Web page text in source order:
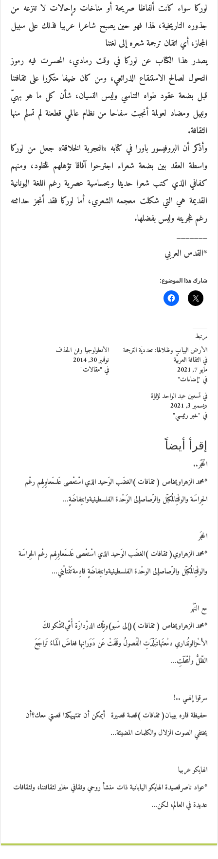
لوركا سواء كانت ألفاظا صريحة أو مناخات وإحالات لا تنزعه من
جذوره التاريخية، لهذا فهو حين يصبح شاعرا عربيا فذلك على سبيل
المجاز، أي اتقان ترجمة شعره إلى لغتنا
يصدر هذا الكتاب عن لوركا في وقت رمادي، انحسرت فيه رموز
التحول لصالح الاستنقاع الذرائعي، ومن كان ضيفا متكررا على ثقافتنا
قبل بضعة عقود طواه التناسي وليس النسيان، شأن كل ما هو بهيّ
ونبيل ومضاد لعولمة أنجبت سفاحا من نظام عالمي قطعنة لم تسلم منها
الثقافة.
وأذكر أن البروفيسور باورا في كتابه «التجربة الخلاقة» جعل من لوركا
واسطة العقد بين بضعة شعراء اجترحوا آفاقا تؤهلهم للخلود، ومنهم
كفافي الذي كتب شعرا حديثا وبحساسية عصرية رغم اللغة اليونانية
القديمة هي التي شكلت معجمه الشعري، أما لوركا فقد أنجز حداثته
رغم غجريته وليس بفضلها.
_______
*القدس العربي
شارك هذا الموضوع:
مرتبط
الأرض اليباب وظلالها: تعدديَّة الترجمة
في الثقافة العربيَّة
مايو 7, 2021
في "إضاءات"
الأنطولوجيا وفن الحذف
نوفمبر 30, 2014
في "مقالات"
في تسعين عبد الواحد لؤلؤة
ديسمبر 3, 2021
في "خبر رئيسي"
إقرأ أيضاً
الْحَجَر..
*محمد الزهراويخاص ( ثقافات )الغضَب الوَحيد الذي اسْتعْصى عَلىمَعاوِلِهم رغْم
الحِراسَة والوقْتِالمُكبّل والرّصاصإلى الوَحْدة الفلسطينيةوانتِفاضَةٍ…
الحجَر
*محمد الزهراوي( ثقافات )الغضَب الوَحيد الذي اسْتعْصى عَلىمَعاوِلِهم رغْم الحِراسَة
والوقْتِالمُكبّل والرّصاصإلى الوحْدة الفلسطينيةوانتِفاضَةٍ قادِمةتَنْتابُني…
مع النّهْر
*محمد الزهراويخاص ( ثقافات )(إلى سَبو)وتِلْك الدرْدارَة أُمّي!تشْكو لكَ
الأحْزالوتُداري دمْعتَهاتبَلّدَتِ الْفُصولُ وقَفَتْ عَن دَوَرانِها فغاضَ الْمَاءُ تَراجَعَ
الظّلُّ وأمْحَلَتِ…
سرقوا إلهـي ..!
حفيظة قاره بيبان( ثقافات )قصة قصيرة أيمكن أن تنتهيهكذا قصتي معك؟أن
يختفي الصوت الزلال والكلمات المضيئة…
الهايكو عربيا
*عواد ناصرقصيدة الهايكو اليابانية ذات منشأ روحي وثقافي مغاير لثقافتنا، ولثقافات
عديدة في العالم، لكن…